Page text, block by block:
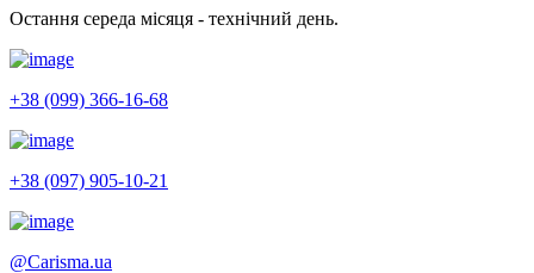
Остання середа місяця - технічний день.
+38 (099) 366-16-68
+38 (097) 905-10-21
@Carisma.ua